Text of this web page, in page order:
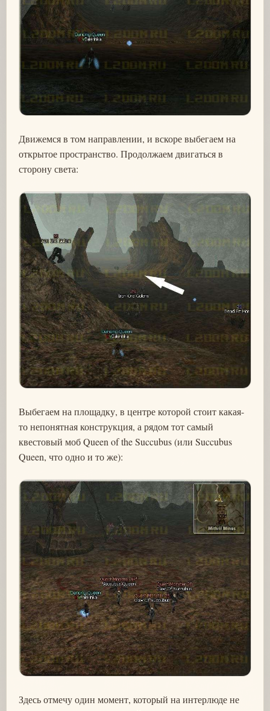
Движемся в том направлении, и вскоре выбегаем на
открытое пространство. Продолжаем двигаться в
сторону света:
Выбегаем на площадку, в центре которой стоит какая-
то непонятная конструкция, а рядом тот самый
квестовый моб Queen of the Succubus (или Succubus
Queen, что одно и то же):
Здесь отмечу один момент, который на интерлюде не